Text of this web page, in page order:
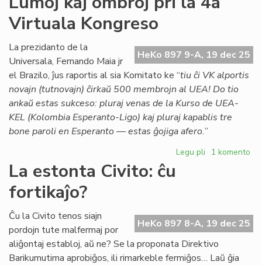
diskutas
Israelo
kaj
Hamas
Virtuala Kongreso
HeKo 897 9-A, 19 dec 25
La prezidanto de la
Universala, Fernando Maia jr
el Brazilo, ĵus raportis al sia Komitato ke “tiu ĉi VK alportis
novajn (tutnovajn) ĉirkaŭ 500 membrojn al UEA! Do tio
ankaŭ estas sukceso: pluraj venas de la Kurso de UEA-
KEL (Kolombia Esperanto-Ligo) kaj pluraj kapablis tre
bone paroli en Esperanto — estas ĝojiga afero.”
Legu pli pri
la
4a
Virtuala
Kongreso
1 komento
La estonta Civito: ĉu
fortikaĵo?
HeKo 897 8-A, 19 dec 25
Ĉu la Civito tenos siajn
pordojn tute malfermaj por
aliĝontaj establoj, aŭ ne? Se la proponata Direktivo
Barikumutima aprobiĝos, ili rimarkeble fermiĝos… Laŭ ĝia